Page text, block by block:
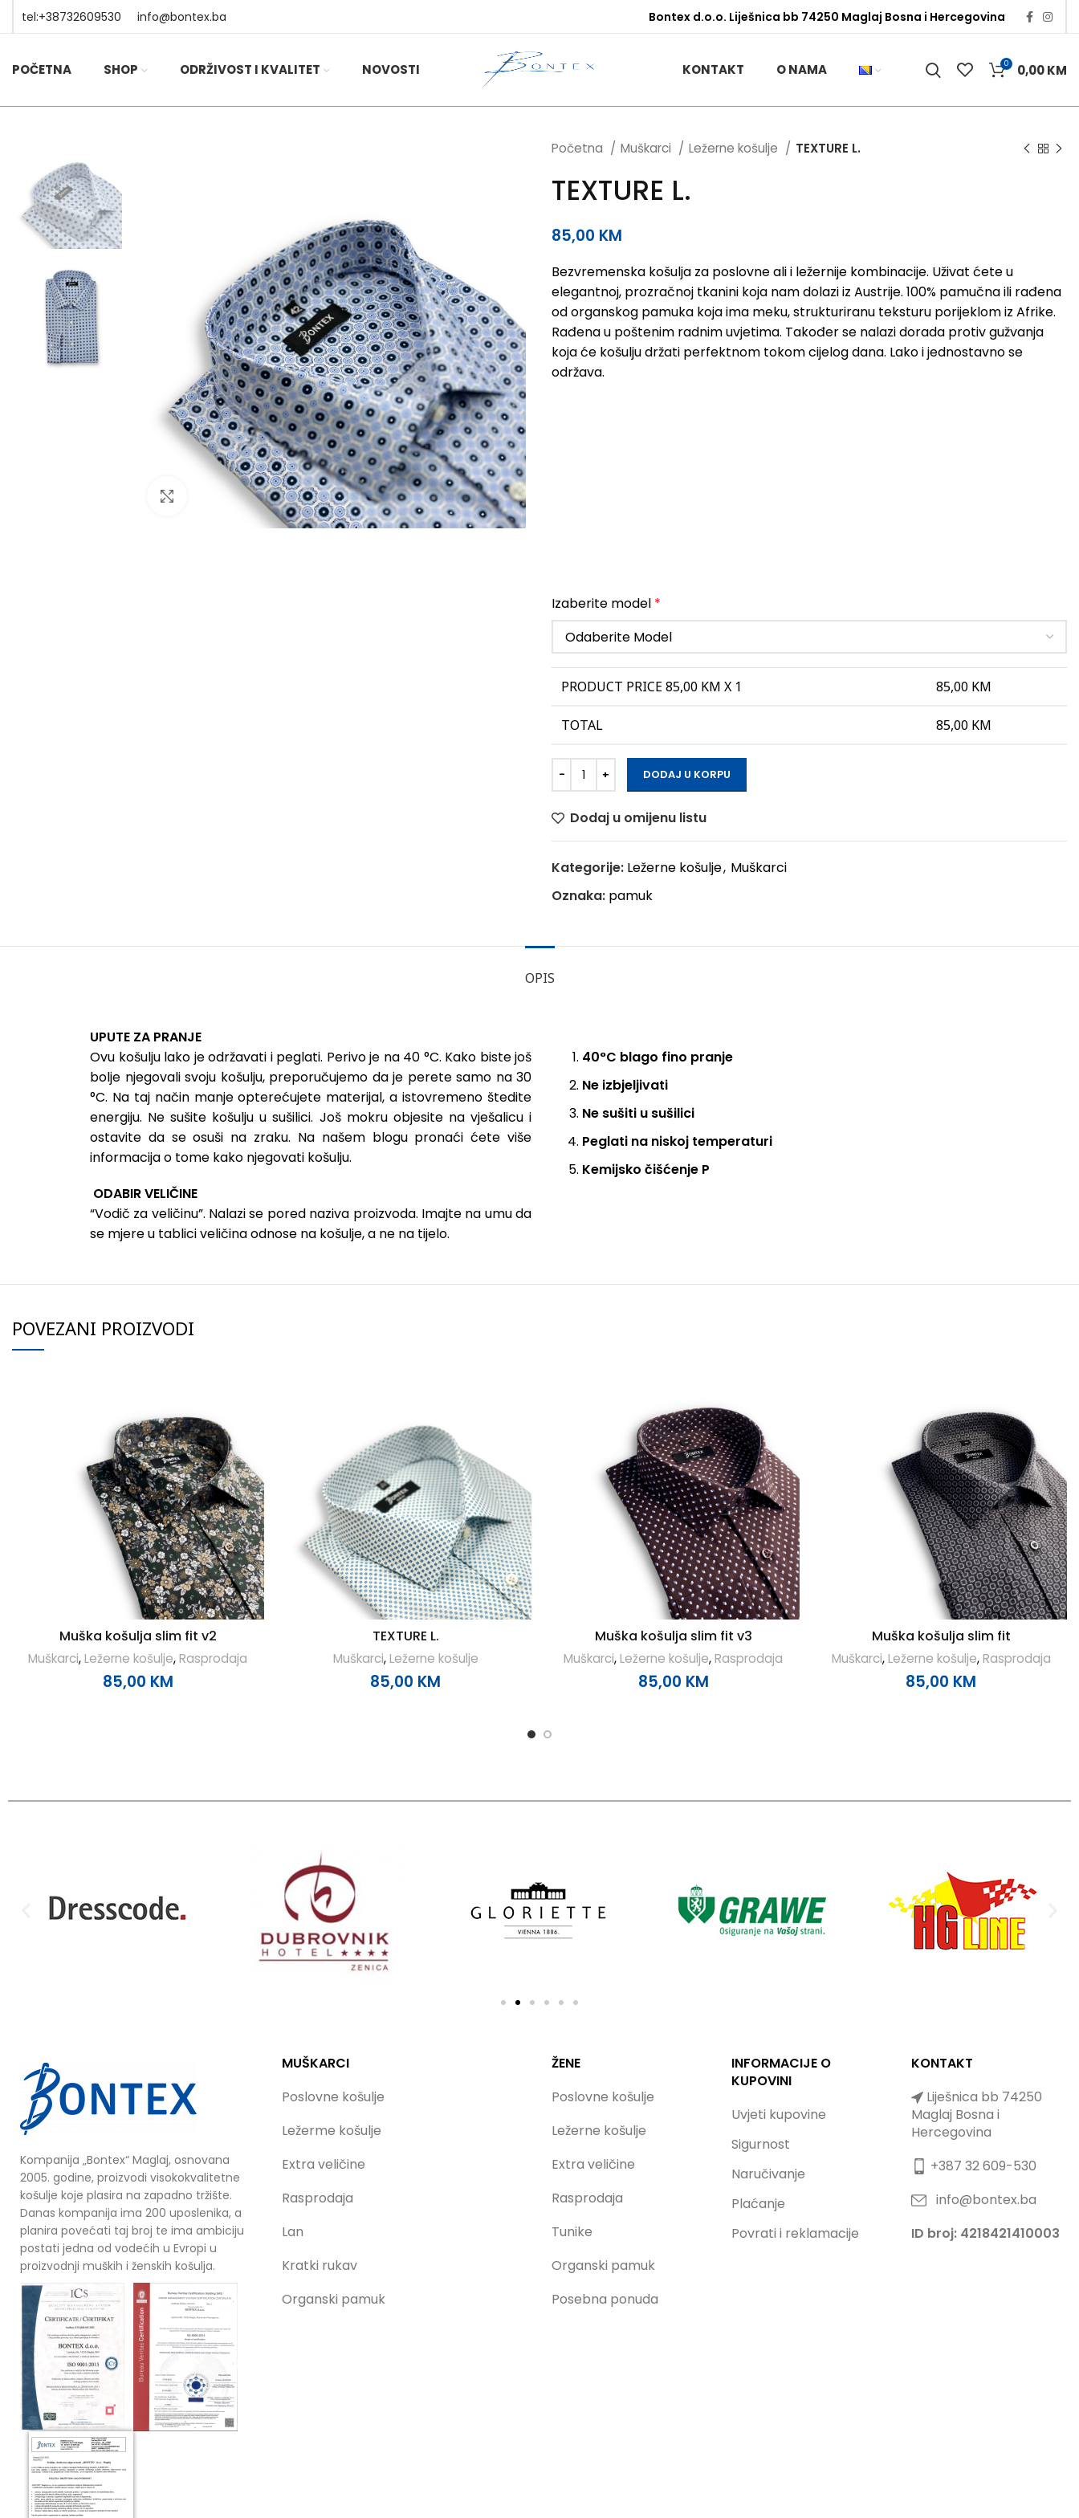
tel:+38732609530 info@bontex.ba Bontex d.o.o. Liješnica bb 74250 Maglaj Bosna i Hercegovina
POČETNA SHOP ODRŽIVOST I KVALITET NOVOSTI KONTAKT O NAMA 0 0,00KM
Click to enlarge
Početna Muškarci Ležerne košulje TEXTURE L.
TEXTURE L.
85,00 KM
Bezvremenska košulja za poslovne ali i ležernije kombinacije. Uživat ćete u
elegantnoj, prozračnoj tkanini koja nam dolazi iz Austrije. 100% pamučna ili rađena
od organskog pamuka koja ima meku, strukturiranu teksturu porijeklom iz Afrike.
Rađena u poštenim radnim uvjetima. Također se nalazi dorada protiv gužvanja
koja će košulju držati perfektnom tokom cijelog dana. Lako i jednostavno se
održava.
Izaberite model *
PRODUCT PRICE85,00 KM X 1 85,00 KM
TOTAL 85,00 KM
DODAJ U KORPU
Dodaj u omijenu listu
Kategorije: Ležerne košulje, Muškarci
Oznaka: pamuk
OPIS
UPUTE ZA PRANJE
Ovu košulju lako je održavati i peglati. Perivo je na 40 °C. Kako biste još
bolje njegovali svoju košulju, preporučujemo da je perete samo na 30
°C. Na taj način manje opterećujete materijal, a istovremeno štedite
energiju. Ne sušite košulju u sušilici. Još mokru objesite na vješalicu i
ostavite da se osuši na zraku. Na našem blogu pronaći ćete više
informacija o tome kako njegovati košulju.
ODABIR VELIČINE
“Vodič za veličinu”. Nalazi se pored naziva proizvoda. Imajte na umu da
se mjere u tablici veličina odnose na košulje, a ne na tijelo.
40°C blago fino pranje
Ne izbjeljivati
Ne sušiti u sušilici
Peglati na niskoj temperaturi
Kemijsko čišćenje P
POVEZANI PROIZVODI
Muška košulja slim fit v2
Muškarci,Ležerne košulje,Rasprodaja
85,00 KM
TEXTURE L.
Muškarci,Ležerne košulje
85,00 KM
Muška košulja slim fit v3
Muškarci,Ležerne košulje,Rasprodaja
85,00 KM
Muška košulja slim fit
Muškarci,Ležerne košulje,Rasprodaja
85,00 KM
Kompanija „Bontex“ Maglaj, osnovana
2005. godine, proizvodi visokokvalitetne
košulje koje plasira na zapadno tržište.
Danas kompanija ima 200 uposlenika, a
planira povećati taj broj te ima ambiciju
postati jedna od vodećih u Evropi u
proizvodnji muških i ženskih košulja.
MUŠKARCI
Poslovne košulje
Ležerme košulje
Extra veličine
Rasprodaja
Lan
Kratki rukav
Organski pamuk
ŽENE
Poslovne košulje
Ležerne košulje
Extra veličine
Rasprodaja
Tunike
Organski pamuk
Posebna ponuda
INFORMACIJE O
KUPOVINI
Uvjeti kupovine
Sigurnost
Naručivanje
Plaćanje
Povrati i reklamacije
KONTAKT
Liješnica bb 74250
Maglaj Bosna i
Hercegovina
+387 32 609-530
info@bontex.ba
ID broj: 4218421410003